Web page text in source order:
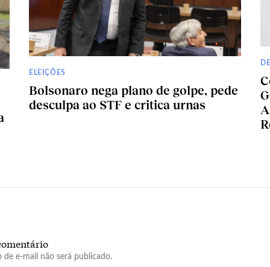
ELEIÇÕES
Bolsonaro nega plano de golpe, pede
desculpa ao STF e critica urnas
de e-mail não será publicado.